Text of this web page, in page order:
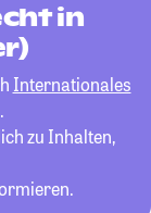
in
Internationales
zu Inhalten,